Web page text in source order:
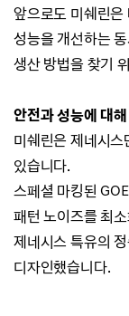
앞으로도 미쉐린은
성능을 개선하는
생산 방법을 찾기
안전과 성능에 대
미쉐린은 제네시
있습니다.
스페셜 마킹된
패턴 노이즈를 최
제네시스 특유의
디자인했습니다.